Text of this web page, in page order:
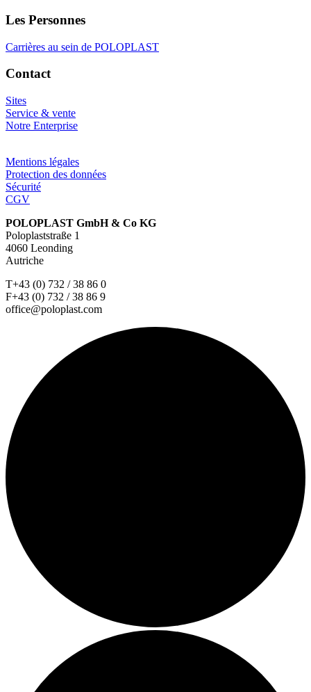
Les Personnes
Carrières au sein de POLOPLAST
Contact
Sites
Service & vente
Notre Enterprise
Mentions légales
Protection des données
Sécurité
CGV
POLOPLAST GmbH & Co KG
Poloplaststraße 1
4060 Leonding
Autriche
T+43 (0) 732 / 38 86 0
F+43 (0) 732 / 38 86 9
office@poloplast.com